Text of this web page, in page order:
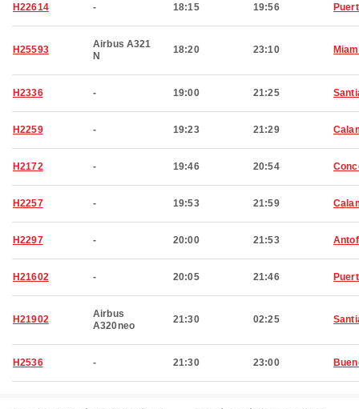
H22614 - 18:15 19:56
H25593
Airbus A321
N
18:20 23:10
H2336 - 19:00 21:25
H2259 - 19:23 21:29
H2172 - 19:46 20:54
H2257 - 19:53 21:59
H2297 - 20:00 21:53
H21602 - 20:05 21:46
H21902
Airbus
A320neo
21:30 02:25
H2536 - 21:30 23:00